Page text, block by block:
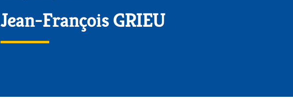
Jean-François GRIEU